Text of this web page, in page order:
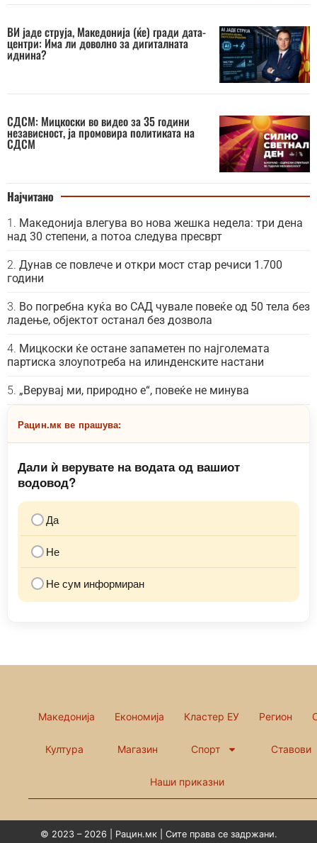
ВИ јаде струја, Македонија (ќе) гради дата-
центри: Има ли доволно за дигиталната
иднина?
СДСМ: Мицкоски во видео за 35 години
независност, ја промовира политиката на
СДСМ
Најчитано
Македонија влегува во нова жешка недела: три дена
над 30 степени, а потоа следува пресврт
Дунав се повлече и откри мост стар речиси 1.700
години
Во погребна куќа во САД чувале повеќе од 50 тела без
ладење, објектот останал без дозвола
Мицкоски ќе остане запаметен по најголемата
партиска злоупотреба на илинденските настани
„Верувај ми, природно е“, повеќе не минува
Рацин.мк ве прашува:
Дали ѝ верувате на водата од вашиот
водовод?
Да
Не
Не сум информиран
Македонија Економија Кластер ЕУ Регион
Култура Магазин Спорт Ставови
Наши приказни
© 2023 – 2026 | Рацин.мк | Сите права се задржани.